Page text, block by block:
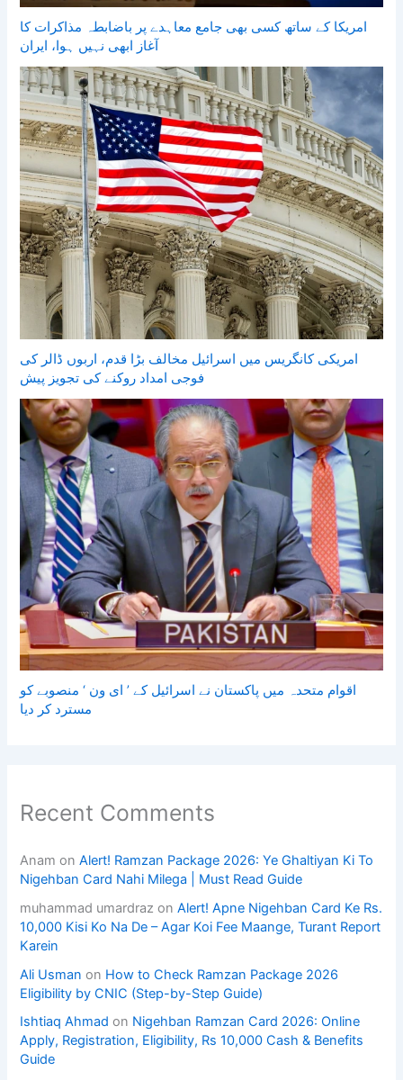
امریکا کے ساتھ کسی بھی جامع معاہدے پر باضابطہ مذاکرات کا
آغاز ابھی نہیں ہوا، ایران
امریکی کانگریس میں اسرائیل مخالف بڑا قدم، اربوں ڈالر کی
فوجی امداد روکنے کی تجویز پیش
اقوام متحدہ میں پاکستان نے اسرائیل کے ’ ای ون ‘ منصوبے کو
مسترد کر دیا
Recent Comments
Anam onAlert! Ramzan Package 2026: Ye Ghaltiyan Ki To
Nigehban Card Nahi Milega | Must Read Guide
muhammad umardraz onAlert! Apne Nigehban Card Ke Rs.
10,000 Kisi Ko Na De – Agar Koi Fee Maange, Turant Report
Karein
Ali Usman on How to Check Ramzan Package 2026
Eligibility by CNIC (Step-by-Step Guide)
Ishtiaq Ahmad on Nigehban Ramzan Card 2026: Online
Apply, Registration, Eligibility, Rs 10,000 Cash & Benefits
Guide